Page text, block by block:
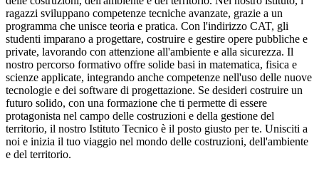
ragazzi sviluppano competenze tecniche avanzate, grazie a un
programma che unisce teoria e pratica. Con l'indirizzo CAT, gli
studenti imparano a progettare, costruire e gestire opere pubbliche e
private, lavorando con attenzione all'ambiente e alla sicurezza. Il
nostro percorso formativo offre solide basi in matematica, fisica e
scienze applicate, integrando anche competenze nell'uso delle nuove
tecnologie e dei software di progettazione. Se desideri costruire un
futuro solido, con una formazione che ti permette di essere
protagonista nel campo delle costruzioni e della gestione del
territorio, il nostro Istituto Tecnico è il posto giusto per te. Unisciti a
noi e inizia il tuo viaggio nel mondo delle costruzioni, dell'ambiente
e del territorio.